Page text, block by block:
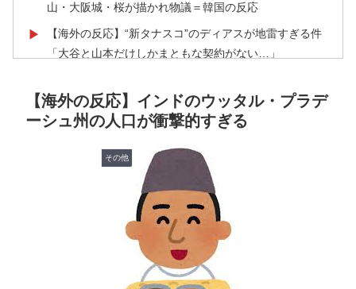
山・大阪城・桜が描かれ物議＝韓国の反応
▶
【海外の反応】“新タナスコ”のディアスが地雷すぎる件
「大谷と山本だけしかまともな契約がない…」
い…！」外国人が感動する日本の景色とは・・・？【海
外の反応】
【海外の反応】日本政府が、アメリカ政府によるネット
ミームとしての任天堂やポケモン使用に対して警告 →
「若者票を集めたいんだろうな」「任天堂の法務部隊が
【海外の反応】アルゼンチン協会、FIFA会長に断固たる
支持を表明「隠す気もないんだなｗ」
【海外の反応】アルゼンチン協会、FIFA会長に確固たる
【海外の反応】インドのウッタル・プラデ
ーシュ州の人口が衝撃的すぎる
その他